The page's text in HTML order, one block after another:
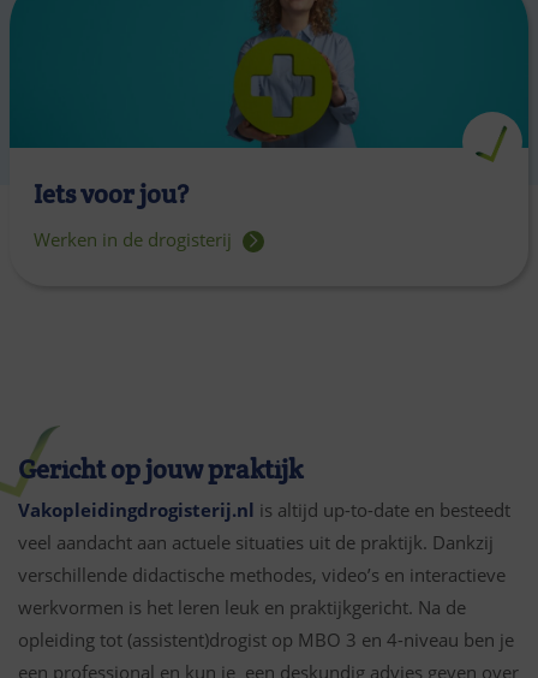
Iets voor jou?
Werken in de drogisterij
Gericht op jouw praktijk
Vakopleidingdrogisterij.nl is altijd up-to-date en besteedt
veel aandacht aan actuele situaties uit de praktijk. Dankzij
verschillende didactische methodes, video’s en interactieve
werkvormen is het leren leuk en praktijkgericht. Na de
opleiding tot (assistent)drogist op MBO 3 en 4-niveau ben je
een professional en kun je een deskundig advies geven over